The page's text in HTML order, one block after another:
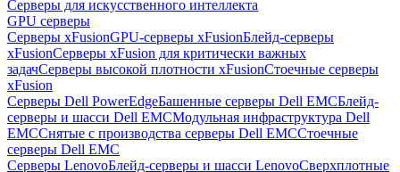
Серверы для искусственного интеллекта
GPU серверы
Серверы xFusionGPU-серверы xFusionБлейд-серверы
xFusionСерверы xFusion для критически важных
задачСерверы высокой плотности xFusionСтоечные серверы
xFusion
Серверы Dell PowerEdgeБашенные серверы Dell EMCБлейд-
серверы и шасси Dell EMCМодульная инфраструктура Dell
EMCСнятые с производства серверы Dell EMCСтоечные
серверы Dell EMC
Серверы LenovoБлейд-серверы и шасси LenovoСверхплотные